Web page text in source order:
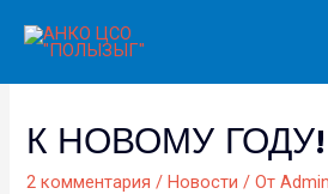
К НОВОМУ ГОДУ!
2 комментария /Новости / От Admin